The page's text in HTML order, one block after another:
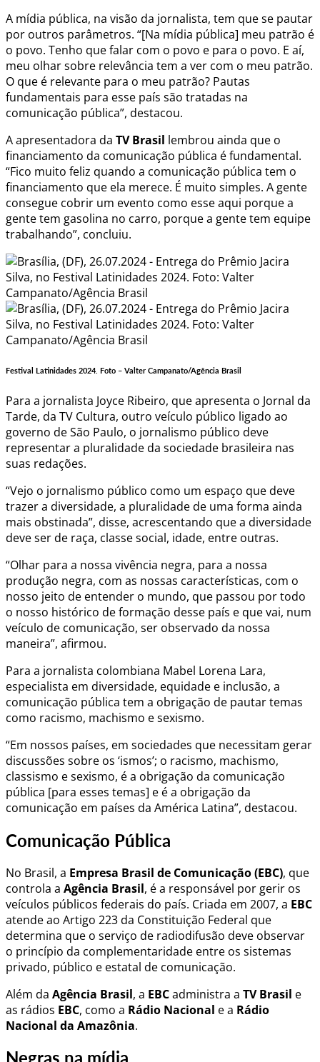
A mídia pública, na visão da jornalista, tem que se pautar
por outros parâmetros. “[Na mídia pública] meu patrão é
o povo. Tenho que falar com o povo e para o povo. E aí,
meu olhar sobre relevância tem a ver com o meu patrão.
O que é relevante para o meu patrão? Pautas
fundamentais para esse país são tratadas na
comunicação pública”, destacou.
A apresentadora da TV Brasil lembrou ainda que o
financiamento da comunicação pública é fundamental.
“Fico muito feliz quando a comunicação pública tem o
financiamento que ela merece. É muito simples. A gente
consegue cobrir um evento como esse aqui porque a
gente tem gasolina no carro, porque a gente tem equipe
trabalhando”, concluiu.
Festival Latinidades 2024. Foto – Valter Campanato/Agência Brasil
Para a jornalista Joyce Ribeiro, que apresenta o Jornal da
Tarde, da TV Cultura, outro veículo público ligado ao
governo de São Paulo, o jornalismo público deve
representar a pluralidade da sociedade brasileira nas
suas redações.
“Vejo o jornalismo público como um espaço que deve
trazer a diversidade, a pluralidade de uma forma ainda
mais obstinada”, disse, acrescentando que a diversidade
deve ser de raça, classe social, idade, entre outras.
“Olhar para a nossa vivência negra, para a nossa
produção negra, com as nossas características, com o
nosso jeito de entender o mundo, que passou por todo
o nosso histórico de formação desse país e que vai, num
veículo de comunicação, ser observado da nossa
maneira”, afirmou.
Para a jornalista colombiana Mabel Lorena Lara,
especialista em diversidade, equidade e inclusão, a
comunicação pública tem a obrigação de pautar temas
como racismo, machismo e sexismo.
“Em nossos países, em sociedades que necessitam gerar
discussões sobre os ‘ismos’; o racismo, machismo,
classismo e sexismo, é a obrigação da comunicação
pública [para esses temas] e é a obrigação da
comunicação em países da América Latina”, destacou.
Comunicação Pública
No Brasil, a Empresa Brasil de Comunicação (EBC), que
controla a Agência Brasil, é a responsável por gerir os
veículos públicos federais do país. Criada em 2007, a EBC
atende ao Artigo 223 da Constituição Federal que
determina que o serviço de radiodifusão deve observar
o princípio da complementaridade entre os sistemas
privado, público e estatal de comunicação.
Além da Agência Brasil, a EBCadministra a TV Brasil e
as rádios EBC, como a Rádio Nacional e a Rádio
Nacional da Amazônia.
Negras na mídia